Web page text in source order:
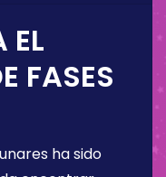
EL
FASES
ha sido